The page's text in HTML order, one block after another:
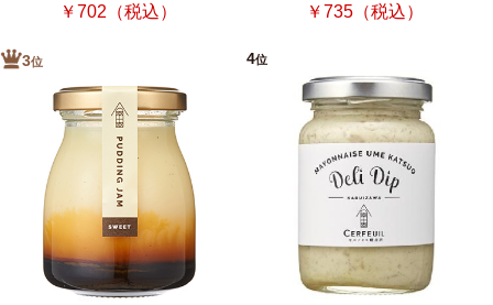
￥702（税込） ￥735（税込）
3位 4位